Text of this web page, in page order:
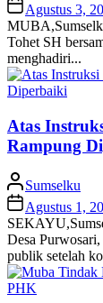
Agustus 3,
Tohet SH
menghadiri...
Atas
Rampung
Sumselku
Agustus 1,
Desa
publik setelah